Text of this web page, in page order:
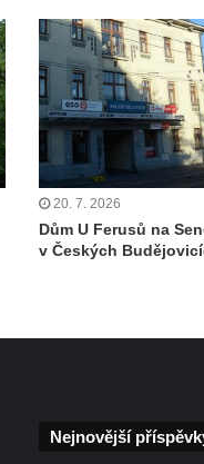
20. 7. 2026
Dům U Ferusů na
v Českých
Nejnovější